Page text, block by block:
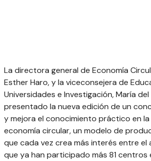
La directora general de Economía
Esther Haro, y la viceconsejera de
Universidades e Investigación, María
presentado la nueva edición de un
y mejora el conocimiento práctico en
economía circular, un modelo de
que cada vez crea más interés entre el
que ya han participado más 81 centros